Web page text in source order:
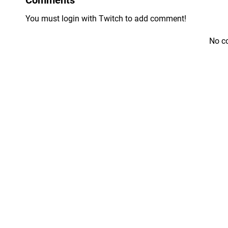
You must login with Twitch to add comment!
No